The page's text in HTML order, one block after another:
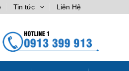
Tin tức Liên Hệ